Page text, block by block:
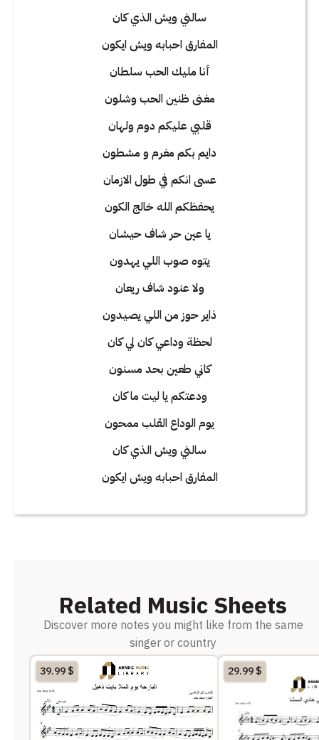
سالني ويش الذي كان
المفارق احبابه ويش ايكون
أنا مليك الحب سلطان
مغنى ظنين الحب وشلون
قلبي عليكم دوم ولهان
دايم بكم مغرم و مشطون
عسى انكم في طول الازمان
يحفظكم الله خالج الكون
يا عين حر شاف حيشان
يتوه صوب اللي يهدون
ولا عنود شاف ريعان
ذاير حوز من اللي يصيدون
لحظة وداعي كان لي كان
كاني طعين بحد مسنون
ودعتكم يا ليت ما كان
يوم الوداع القلب ممحون
سالني ويش الذي كان
المفارق احبابه ويش ايكون
Related Music Sheets
Discover more notes you might like from the same
singer or country
39.99$ 29.99$